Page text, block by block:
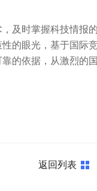
及时掌握科技情报
的眼光，基于国际
的依据，从激烈的
返回列表